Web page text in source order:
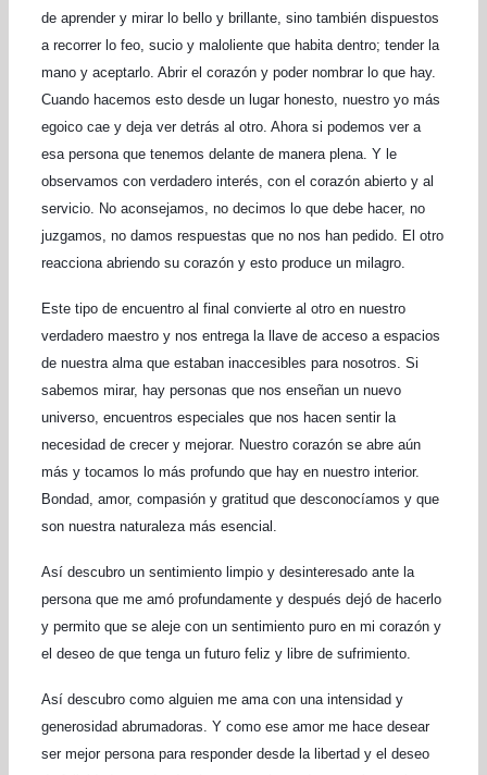
de aprender y mirar lo bello y brillante, sino también dispuestos
a recorrer lo feo, sucio y maloliente que habita dentro; tender la
mano y aceptarlo. Abrir el corazón y poder nombrar lo que hay.
Cuando hacemos esto desde un lugar honesto, nuestro yo más
egoico cae y deja ver detrás al otro. Ahora si podemos ver a
esa persona que tenemos delante de manera plena. Y le
observamos con verdadero interés, con el corazón abierto y al
servicio. No aconsejamos, no decimos lo que debe hacer, no
juzgamos, no damos respuestas que no nos han pedido. El otro
reacciona abriendo su corazón y esto produce un milagro.
Este tipo de encuentro al final convierte al otro en nuestro
verdadero maestro y nos entrega la llave de acceso a espacios
de nuestra alma que estaban inaccesibles para nosotros. Si
sabemos mirar, hay personas que nos enseñan un nuevo
universo, encuentros especiales que nos hacen sentir la
necesidad de crecer y mejorar. Nuestro corazón se abre aún
más y tocamos lo más profundo que hay en nuestro interior.
Bondad, amor, compasión y gratitud que desconocíamos y que
son nuestra naturaleza más esencial.
Así descubro un sentimiento limpio y desinteresado ante la
persona que me amó profundamente y después dejó de hacerlo
y permito que se aleje con un sentimiento puro en mi corazón y
el deseo de que tenga un futuro feliz y libre de sufrimiento.
Así descubro como alguien me ama con una intensidad y
generosidad abrumadoras. Y como ese amor me hace desear
ser mejor persona para responder desde la libertad y el deseo